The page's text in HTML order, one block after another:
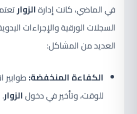
في الماضي، كانت إدارةالزوار
السجلات الورقية والإجراءات
العديد من المشاكل:
الكفاءة المنخفضة:طوابير
للوقت، وتأخير في دخولالزوار.